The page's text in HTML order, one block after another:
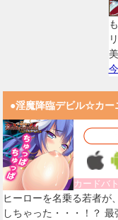
●淫魔降臨デビル☆カー
カードバ
ヒーローを名乗る若者が
しちゃった・・・！？ 最